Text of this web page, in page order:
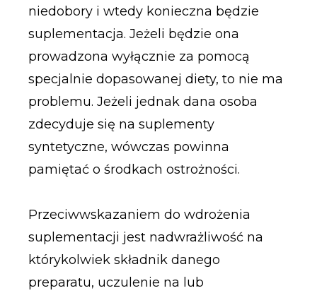
niedobory i wtedy konieczna będzie
suplementacja. Jeżeli będzie ona
prowadzona wyłącznie za pomocą
specjalnie dopasowanej diety, to nie ma
problemu. Jeżeli jednak dana osoba
zdecyduje się na suplementy
syntetyczne, wówczas powinna
pamiętać o środkach ostrożności.
Przeciwwskazaniem do wdrożenia
suplementacji jest nadwrażliwość na
którykolwiek składnik danego
preparatu, uczulenie na lub